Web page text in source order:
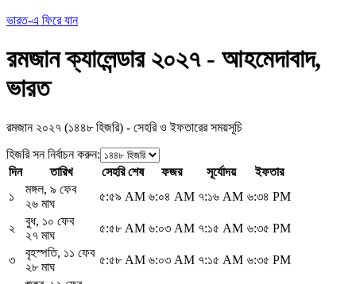
ভারত-এ ফিরে যান
রমজান ক্যালেন্ডার ২০২৭ - আহমেদাবাদ,
ভারত
রমজান ২০২৭ (১৪৪৮ হিজরি) - সেহরি ও ইফতারের সময়সূচি
হিজরি সন নির্বাচন করুন:
দিন
তারিখ সেহরি শেষ ফজর সূর্যোদয়
ইফতার
১
মঙ্গল, ৯ ফেব
২৬ মাঘ
৫:৫৯ AM ৬:০৪ AM ৭:১৬ AM ৬:৩৪ PM
২
বুধ, ১০ ফেব
২৭ মাঘ
৫:৫৮ AM ৬:০৩ AM ৭:১৫ AM ৬:৩৫ PM
৩
বৃহস্পতি, ১১ ফেব
২৮ মাঘ
৫:৫৮ AM ৬:০৩ AM ৭:১৫ AM ৬:৩৫ PM